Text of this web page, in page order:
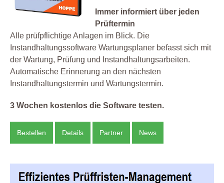
Immer informiert über jeden
Prüftermin
Alle prüfpflichtige Anlagen im Blick. Die
Instandhaltungssoftware Wartungsplaner befasst sich mit
der Wartung, Prüfung und Instandhaltungsarbeiten.
Automatische Erinnerung an den nächsten
Instandhaltungstermin und Wartungstermin.
3 Wochen kostenlos die Software testen.
Bestellen Details Partner News